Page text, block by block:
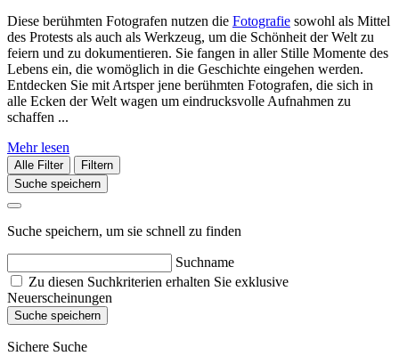
Diese berühmten Fotografen nutzen die Fotografie sowohl als Mittel
des Protests als auch als Werkzeug, um die Schönheit der Welt zu
feiern und zu dokumentieren. Sie fangen in aller Stille Momente des
Lebens ein, die womöglich in die Geschichte eingehen werden.
Entdecken Sie mit Artsper jene berühmten Fotografen, die sich in
alle Ecken der Welt wagen um eindrucksvolle Aufnahmen zu
schaffen ...
Mehr lesen
Alle Filter
Filtern
Suche speichern
Suche speichern, um sie schnell zu finden
Suchname
Zu diesen Suchkriterien erhalten Sie exklusive
Neuerscheinungen
Suche speichern
Sichere Suche